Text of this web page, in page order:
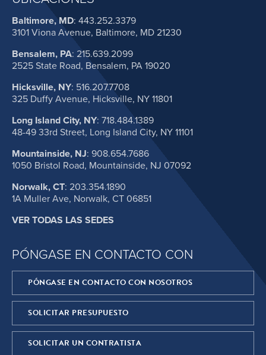
Baltimore, MD: 443.252.3379
3101 Viona Avenue, Baltimore, MD 21230
Bensalem, PA: 215.639.2099
2525 State Road, Bensalem, PA 19020
Hicksville, NY: 516.207.7708
325 Duffy Avenue, Hicksville, NY 11801
Long Island City, NY: 718.484.1389
48-49 33rd Street, Long Island City, NY 11101
Mountainside, NJ: 908.654.7686
1050 Bristol Road, Mountainside, NJ 07092
Norwalk, CT: 203.354.1890
1A Muller Ave, Norwalk, CT 06851
VER TODAS LAS SEDES
PÓNGASE EN CONTACTO CON
PÓNGASE EN CONTACTO CON NOSOTROS
SOLICITAR PRESUPUESTO
SOLICITAR UN CONTRATISTA